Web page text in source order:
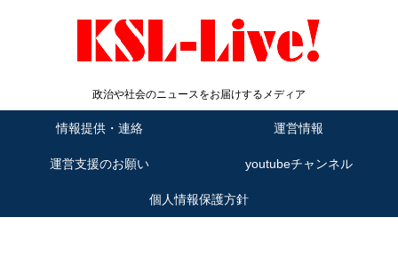
政治や社会のニュースをお届けするメディア
情報提供・連絡 運営情報
運営支援のお願い youtubeチャンネル
個人情報保護方針